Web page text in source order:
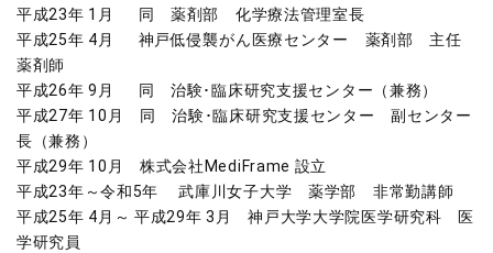
平成23年 1月 同 薬剤部 化学療法管理室長
平成25年 4月 神戸低侵襲がん医療センター 薬剤部 主任
薬剤師
平成26年 9月 同 治験･臨床研究支援センター（兼務）
平成27年 10月 同 治験･臨床研究支援センター 副センター
長（兼務）
平成29年 10月 株式会社MediFrame 設立
平成23年～令和5年 武庫川女子大学 薬学部 非常勤講師
平成25年 4月～ 平成29年 3月 神戸大学大学院医学研究科 医
学研究員